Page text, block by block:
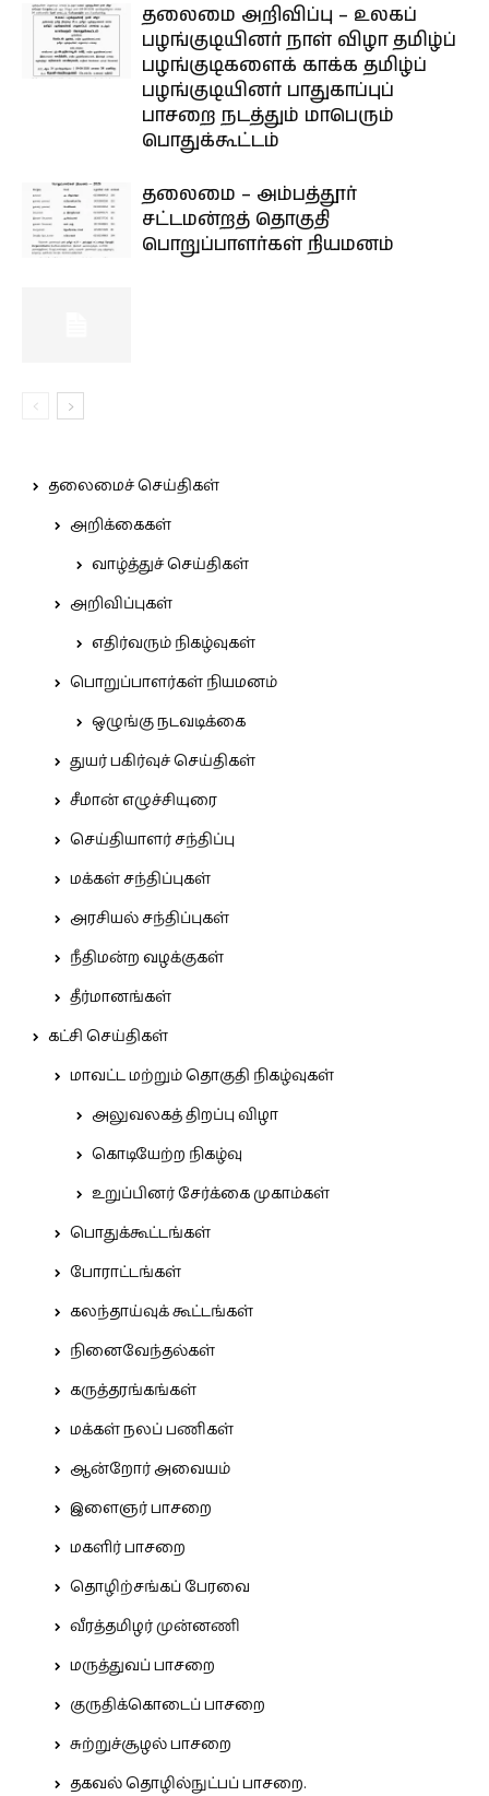
தலைமை அறிவிப்பு – உலகப்
பழங்குடியினர் நாள் விழா தமிழ்ப்
பழங்குடிகளைக் காக்க தமிழ்ப்
பழங்குடியினர் பாதுகாப்புப்
பாசறை நடத்தும் மாபெரும்
பொதுக்கூட்டம்
தலைமை – அம்பத்தூர்
சட்டமன்றத் தொகுதி
பொறுப்பாளர்கள் நியமனம்
தலைமைச் செய்திகள்
அறிக்கைகள்
வாழ்த்துச் செய்திகள்
அறிவிப்புகள்
எதிர்வரும் நிகழ்வுகள்
பொறுப்பாளர்கள் நியமனம்
ஒழுங்கு நடவடிக்கை
துயர் பகிர்வுச் செய்திகள்
சீமான் எழுச்சியுரை
செய்தியாளர் சந்திப்பு
மக்கள் சந்திப்புகள்
அரசியல் சந்திப்புகள்
நீதிமன்ற வழக்குகள்
தீர்மானங்கள்
கட்சி செய்திகள்
மாவட்ட மற்றும் தொகுதி நிகழ்வுகள்
அலுவலகத் திறப்பு விழா
கொடியேற்ற நிகழ்வு
உறுப்பினர் சேர்க்கை முகாம்கள்
பொதுக்கூட்டங்கள்
போராட்டங்கள்
கலந்தாய்வுக் கூட்டங்கள்
நினைவேந்தல்கள்
கருத்தரங்கங்கள்
மக்கள் நலப் பணிகள்
ஆன்றோர் அவையம்
இளைஞர் பாசறை
மகளிர் பாசறை
தொழிற்சங்கப் பேரவை
வீரத்தமிழர் முன்னணி
மருத்துவப் பாசறை
குருதிக்கொடைப் பாசறை
சுற்றுச்சூழல் பாசறை
தகவல் தொழில்நுட்பப் பாசறை.